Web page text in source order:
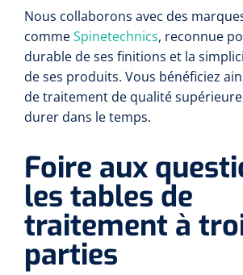
Wearables
Logiciel
Alcoomètre
Kits d'instruments
Champs stériles
Produits pour le traitement des
Pansements en argent
Pansement en mousse
Hydrogel
Nous collaborons avec des
commeSpinetechnics, reconnue
durable de ses finitions et la
de ses produits. Vous bénéficiez
de traitement de qualité
durer dans le temps.
Foire aux
les tables de
traitement à
parties